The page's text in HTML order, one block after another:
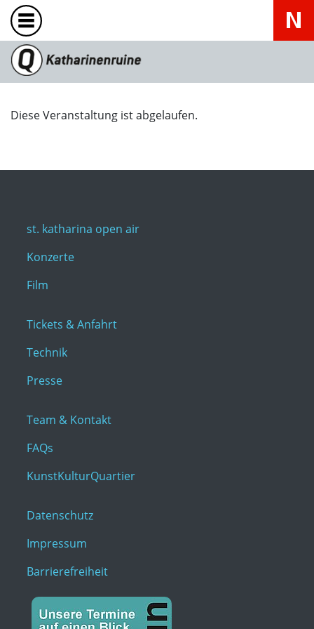
Diese Veranstaltung ist abgelaufen.
st. katharina open air
Konzerte
Film
Tickets & Anfahrt
Technik
Presse
Team & Kontakt
FAQs
KunstKulturQuartier
Datenschutz
Impressum
Barrierefreiheit